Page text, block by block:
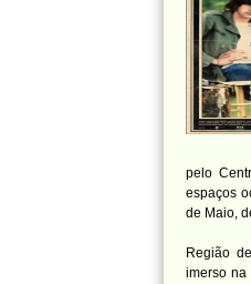
pelo
espaços
de Maio,
Região
imerso na